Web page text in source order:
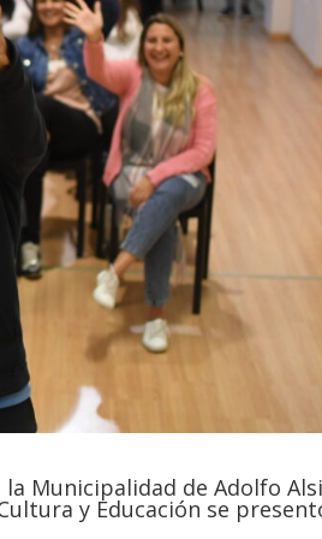
Municipalidad de Adolfo
y Educación se